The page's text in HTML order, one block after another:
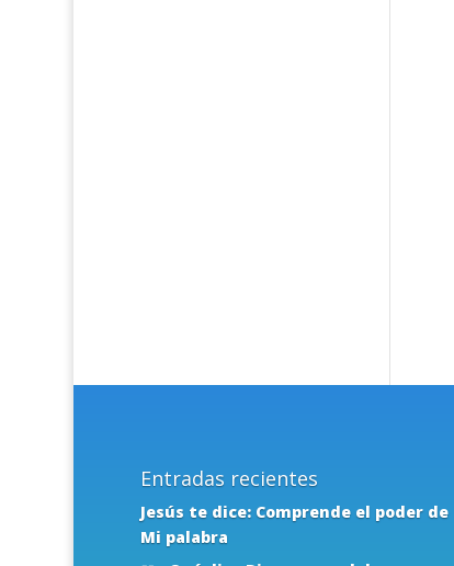
Entradas recientes
Jesús te dice: Comprende el poder de
Mi palabra